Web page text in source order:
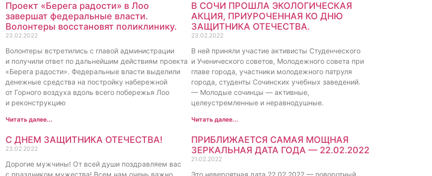
Проект «Берега радости» в Лоо
завершат федеральные власти.
Волонтеры восстановят поликлинику.
23.02.2022
Волонтеры встретились с главой администрации
и получили ответ по дальнейшим действиям проекта
«Берега радости». Федеральные власти выделили
денежные средства на постройку набережной
от Горного воздуха вдоль всего побережья Лоо
и реконструкцию
Читать далее...
В СОЧИ ПРОШЛА ЭКОЛОГИЧЕСКАЯ
АКЦИЯ, ПРИУРОЧЕННАЯ КО ДНЮ
ЗАЩИТНИКА ОТЕЧЕСТВА.
23.02.2022
В ней приняли участие активисты Студенческого
и Ученического советов, Молодежного совета при
главе города, участники молодежного патруля
города, студенты Сочинских учебных заведений.
— Молодые сочинцы — активные,
целеустремленные и неравнодушные.
Читать далее...
С ДНЕМ ЗАЩИТНИКА ОТЕЧЕСТВА!
23.02.2022
Дорогие мужчины! От всей души поздравляем вас
с праздником мужества! Всем нам очень важно,
ПРИБЛИЖАЕТСЯ САМАЯ МОЩНАЯ
ЗЕРКАЛЬНАЯ ДАТА ГОДА — 22.02.2022
21.02.2022
Это невероятная дата 22.02.2022 — поворотный